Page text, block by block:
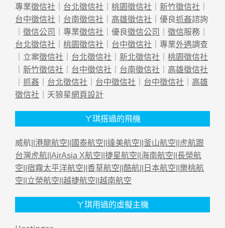
專業徵信社 ｜ 台北徵信社 ｜ 桃園徵信社 ｜ 新竹徵信社 ｜
台中徵信社 ｜ 台南徵信社 ｜ 高雄徵信社 ｜優良抓姦諮詢
｜ 徵信公司 ｜專業徵信社 ｜優良徵信公司 ｜ 徵信服務｜
台北徵信社 ｜ 桃園徵信社 ｜ 台中徵信社 ｜專業外遇調查
｜立案徵信社 ｜ 台北徵信社 ｜ 新北徵信社 ｜ 桃園徵信社
｜ 新竹徵信社 ｜ 台中徵信社 ｜ 台南徵信社 ｜ 高雄徵信社
｜ 抓姦 ｜ 台北徵信社 ｜ 台中徵信社 ｜ 台中徵信社 ｜ 高雄
徵信社 ｜天狼星網頁設計
ㄚ琪搭過的飛機
威航|| 港龍航空 國泰航空 達美航空 釜山航空
虎航跟
台灣虎航 AirAsia X航空 捷星航空 海南航空 長榮航
空 宿霧太平洋航空 香草航空 酷航 日本航空 樂桃航
空 立榮航空 越捷航空 越南航空
ㄚ琪用過的虛擬主機